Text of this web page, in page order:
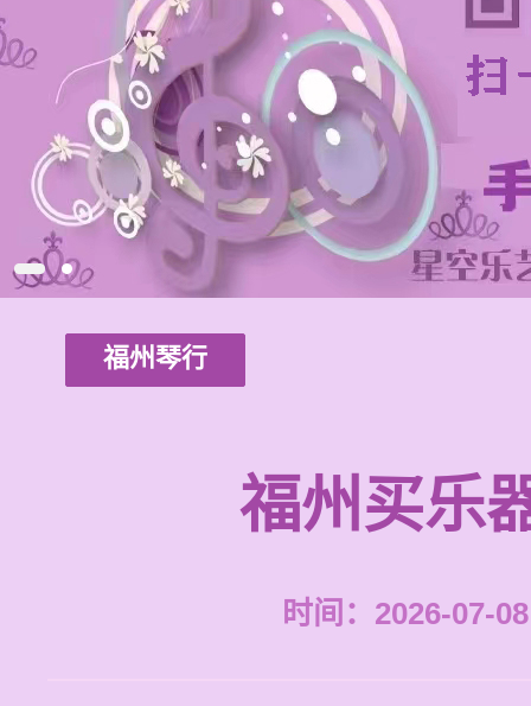
福州琴行
福州买乐
时间：2026-07-